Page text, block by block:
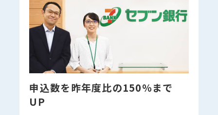
申込数を昨年度比の150％まで
UP